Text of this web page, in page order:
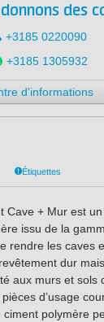
des
+3185 0220090
+3185 1305932
d'informations
Étiquettes
Cave + Mur est
issu de la
rendre les caves
dur
aux murs et sols
d’usage
polymère